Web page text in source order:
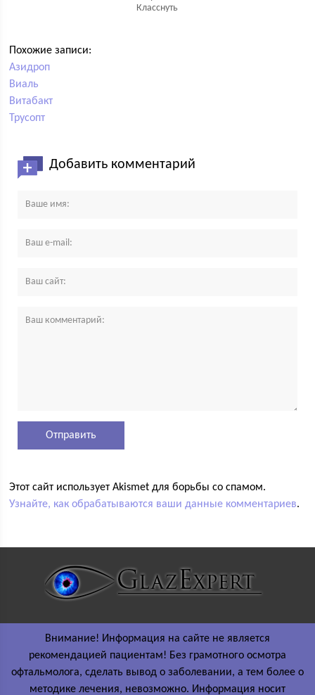
Класснуть
Похожие записи:
Азидроп
Виаль
Витабакт
Трусопт
Добавить комментарий
Этот сайт использует Akismet для борьбы со спамом.
Узнайте, как обрабатываются ваши данные комментариев.
Внимание! Информация на сайте не является
рекомендацией пациентам! Без грамотного осмотра
офтальмолога, сделать вывод о заболевании, а тем более о
методике лечения, невозможно. Информация носит